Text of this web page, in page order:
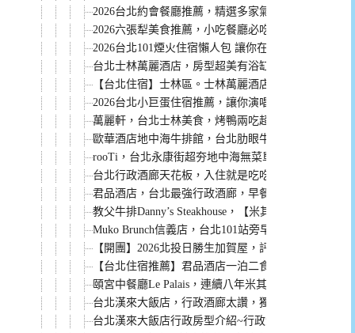
2026台北約會餐廳推薦，精選多家氣氛浪漫餐點好
2026六張犁美食推薦，小吃餐廳必吃美食整理給你！
2026台北101煙火住宿懶人包 讓你在飯店欣賞跨年煙
台北士林萬麗酒店，房型超美有浴缸。還有無邊際山
【台北住宿】士林區。士林萬麗酒店Renaissance
2026台北小巨蛋住宿推薦，讓你演唱會結束輕鬆回飯
萬麗軒，台北士林美食，烤鴨兩吃超推薦！
歐華酒店地中海牛排館，台北肋眼牛排天花板，老饕
rooTi，台北永康街超夯地中海無菜單料理餐廳，健
台北行政酒廊天花板，入住就是吃吃喝喝到退房~ 推
君品酒店，台北最強行政酒廊，早餐無限次吃到12點
教父牛排Danny’s Steakhouse，【米其林一星推薦】
Muko Brunch信義店，台北101站旁早午餐，餐點評價
【開團】2026北投日勝生加賀屋，評價超高，住宿
【台北住宿推薦】君品酒店一泊二食：保證訂位米
頤宮中餐廳Le Palais，連續八年米其林三星餐廳，必
台北漢來大飯店，行政酒廊太讚，獨家優惠專案太狂
台北漢來大飯店行政房型介紹~行政酒廊貴賓軒太讚